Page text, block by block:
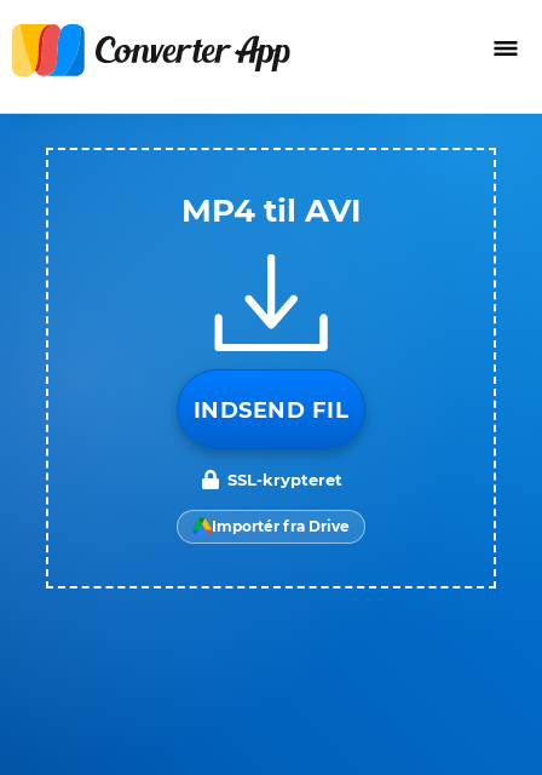
MP4 til AVI
INDSEND FIL
SSL-krypteret
Importér fra Drive